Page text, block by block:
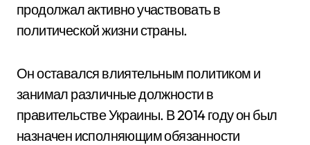
продолжал активно участвовать в
политической жизни страны.
Он оставался влиятельным политиком и
занимал различные должности в
правительстве Украины. В 2014 году он был
назначен исполняющим обязанности